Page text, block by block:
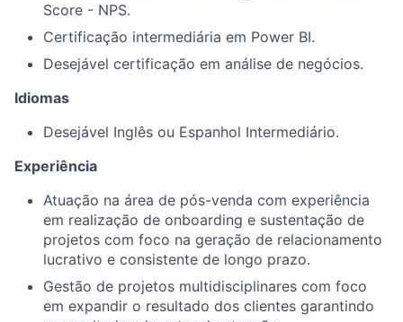
Score - NPS.
Certificação intermediária em Power BI.
Desejável certificação em análise de negócios.
Idiomas
Desejável Inglês ou Espanhol Intermediário.
Experiência
Atuação na área de pós-venda com experiência
em realização de onboarding e sustentação de
projetos com foco na geração de relacionamento
lucrativo e consistente de longo prazo.
Gestão de projetos multidisciplinares com foco
em expandir o resultado dos clientes garantindo